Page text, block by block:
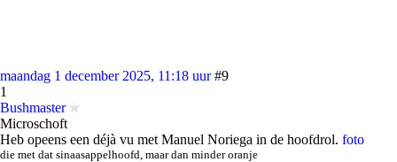
maandag 1 december 2025, 11:18 uur #9
1
Bushmaster
Microschoft
Heb opeens een déjà vu met Manuel Noriega in de hoofdrol. foto
die met dat sinaasappelhoofd, maar dan minder oranje